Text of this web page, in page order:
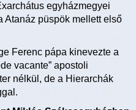
egyházmegyei
Atanáz püspök mellett első
Ferenc pápa kinevezte a
vacante” apostoli
nélkül, de a Hierarchák